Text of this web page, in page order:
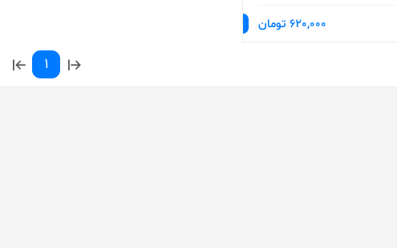
620,000 تومان
1